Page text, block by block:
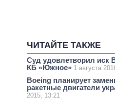
ЧИТАЙТЕ ТАКЖЕ
Суд удовлетворил иск
КБ «Южное» 1 августа
Boeing планирует
ракетные двигатели
2015, 13:21